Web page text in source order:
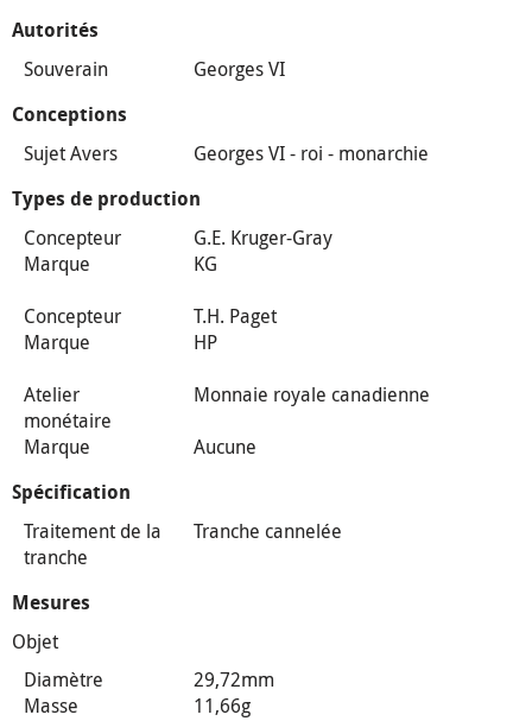
Autorités
Souverain Georges VI
Conceptions
Sujet Avers Georges VI - roi - monarchie
Types de production
Concepteur
G.E. Kruger-Gray
Marque
KG
Concepteur
T.H. Paget
Marque
HP
Atelier
monétaire
Monnaie royale canadienne
Marque
Aucune
Spécification
Traitement de la
tranche
Tranche cannelée
Mesures
Objet
Diamètre
29,72mm
Masse
11,66g